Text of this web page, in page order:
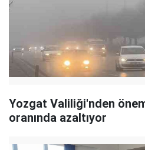
Yozgat Valiliği'nden
oranında azaltıyor